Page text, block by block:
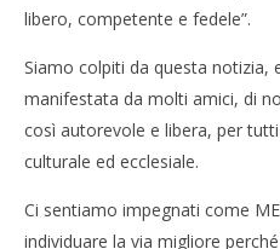
libero, competente e fedele”.
Siamo colpiti da questa notizia,
manifestata da molti amici, di
così autorevole e libera, per
culturale ed ecclesiale.
Ci sentiamo impegnati come
individuare la via migliore